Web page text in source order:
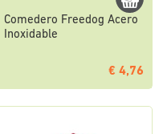
Comedero Freedog Acero
Inoxidable
€ 4,76